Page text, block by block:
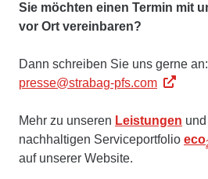
Sie möchten einen Termin mit
vor Ort vereinbaren?
Dann schreiben Sie uns gerne an:
presse@strabag-pfs.com
Mehr zu unseren Leistungen
nachhaltigen Serviceportfolio eco
auf unserer Website.